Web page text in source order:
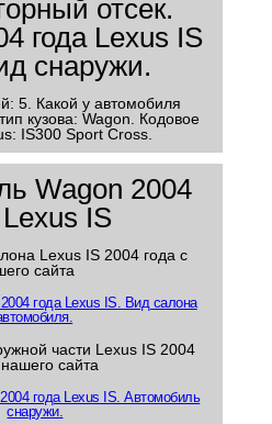
5. Какой у автомобиля
кузова: Wagon. Кодовое
IS300 Sport Cross.
Wagon 2004
Lexus IS
Lexus IS 2004 года с
сайта
части Lexus IS 2004
сайта